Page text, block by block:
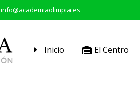
info@academiaolimpia.es
Inicio El Centro